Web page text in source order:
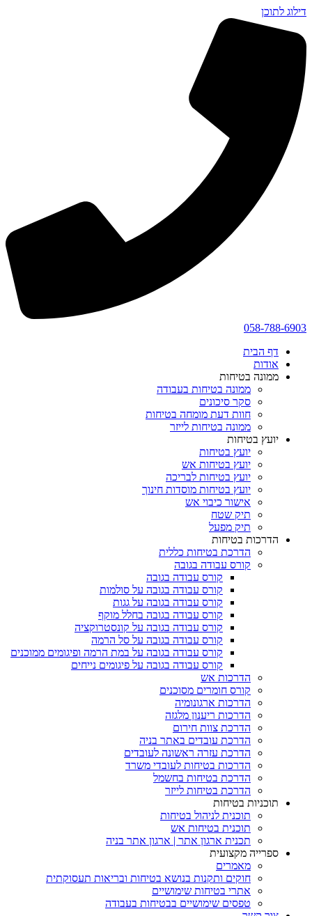
דילוג לתוכן
058-788-6903
דף הבית
אודות
ממונה בטיחות
ממונה בטיחות בעבודה
סקר סיכונים
חוות דעת מומחה בטיחות
ממונה בטיחות לייזר
יועץ בטיחות
יועץ בטיחות
יועץ בטיחות אש
יועץ בטיחות לבריכה
יועץ בטיחות מוסדות חינוך
אישור כיבוי אש
תיק שטח
תיק מפעל
הדרכות בטיחות
הדרכת בטיחות כללית
קורס עבודה בגובה
קורס עבודה בגובה
קורס עבודה בגובה על סולמות
קורס עבודה בגובה על גגות
קורס עבודה בגובה בחלל מוקף
קורס עבודה בגובה על קונסטרוקציה
קורס עבודה בגובה על סל הרמה
קורס עבודה בגובה על במת הרמה ופיגומים ממוכנים
קורס עבודה בגובה על פיגומים נייחים
הדרכות אש
קורס חומרים מסוכנים
הדרכות ארגונומיה
הדרכות ריענון מלגזה
הדרכת צוות חירום
הדרכת עובדים באתר בניה
הדרכת עזרה ראשונה לעובדים
הדרכות בטיחות לעובדי משרד
הדרכת בטיחות בחשמל
הדרכת בטיחות לייזר
תוכניות בטיחות
תוכנית לניהול בטיחות
תוכנית בטיחות אש
תכנית ארגון אתר | ארגון אתר בניה
ספרייה מקצועית
מאמרים
חוקים ותקנות בנושא בטיחות ובריאות תעסוקתית
אתרי בטיחות שימושיים
טפסים שימושיים בבטיחות בעבודה